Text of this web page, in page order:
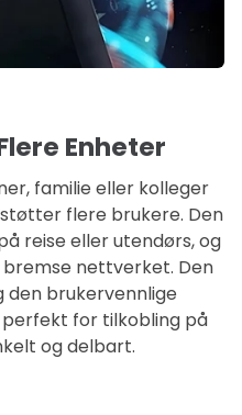
Enheter
familie eller kolleger
flere brukere. Den
reise eller utendørs, og
nettverket. Den
brukervennlige
for tilkobling på
og delbart.